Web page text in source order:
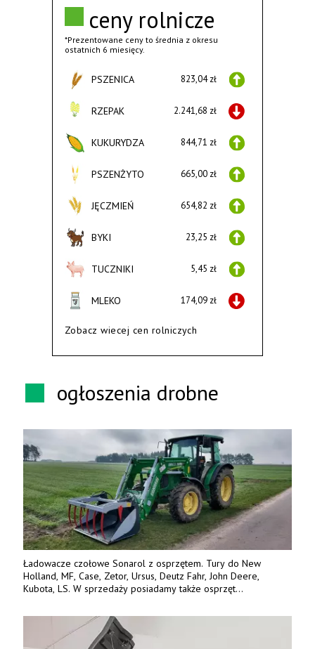
ceny rolnicze
*Prezentowane ceny to średnia z okresu
ostatnich 6 miesięcy.
PSZENICA 823,04 zł
RZEPAK 2.241,68 zł
KUKURYDZA 844,71 zł
PSZENŻYTO 665,00 zł
JĘCZMIEŃ 654,82 zł
BYKI 23,25 zł
TUCZNIKI 5,45 zł
MLEKO 174,09 zł
Zobacz wiecej cen rolniczych
ogłoszenia drobne
Ładowacze czołowe Sonarol z osprzętem. Tury do New
Holland, MF, Case, Zetor, Ursus, Deutz Fahr, John Deere,
Kubota, LS. W sprzedaży posiadamy także osprzęt